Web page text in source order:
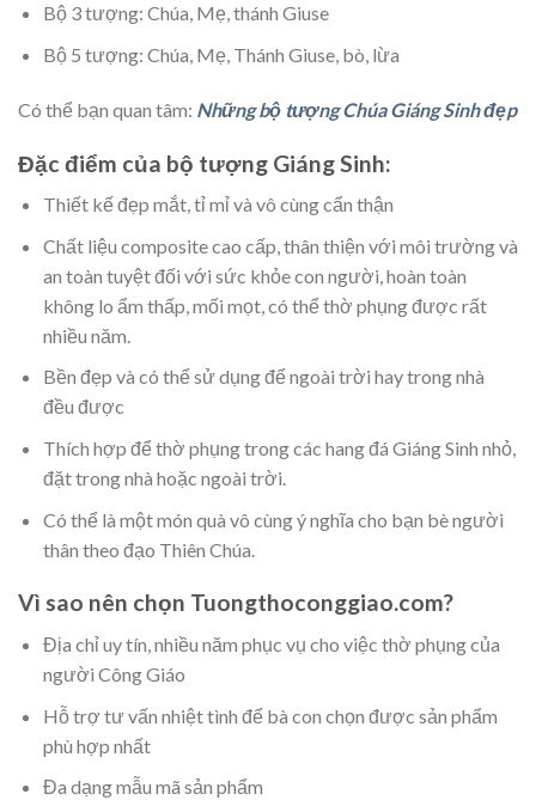
Bộ 3 tượng: Chúa, Mẹ, thánh Giuse
Bộ 5 tượng: Chúa, Mẹ, Thánh Giuse, bò, lừa
Có thể bạn quan tâm: Những bộ tượng Chúa Giáng Sinh đẹp
Đặc điểm của bộ tượng Giáng Sinh:
Thiết kế đẹp mắt, tỉ mỉ và vô cùng cẩn thận
Chất liệu composite cao cấp, thân thiện với môi trường và
an toàn tuyệt đối với sức khỏe con người, hoàn toàn
không lo ẩm thấp, mối mọt, có thể thờ phụng được rất
nhiều năm.
Bền đẹp và có thể sử dụng để ngoài trời hay trong nhà
đều được
Thích hợp để thờ phụng trong các hang đá Giáng Sinh nhỏ,
đặt trong nhà hoặc ngoài trời.
Có thể là một món quà vô cùng ý nghĩa cho bạn bè người
thân theo đạo Thiên Chúa.
Vì sao nên chọn Tuongthoconggiao.com?
Địa chỉ uy tín, nhiều năm phục vụ cho việc thờ phụng của
người Công Giáo
Hỗ trợ tư vấn nhiệt tình để bà con chọn được sản phẩm
phù hợp nhất
Đa dạng mẫu mã sản phẩm